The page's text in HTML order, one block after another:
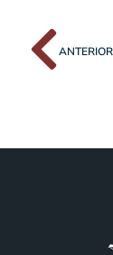
ANTERIOR